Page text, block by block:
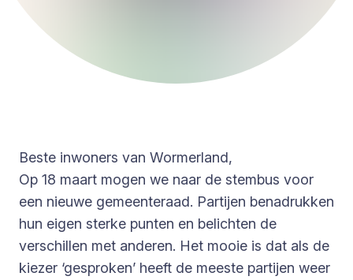
Beste inwoners van Wormerland,
Op 18 maart mogen we naar de stembus voor
een nieuwe gemeenteraad. Partijen benadrukken
hun eigen sterke punten en belichten de
verschillen met anderen. Het mooie is dat als de
kiezer ‘gesproken’ heeft de meeste partijen weer